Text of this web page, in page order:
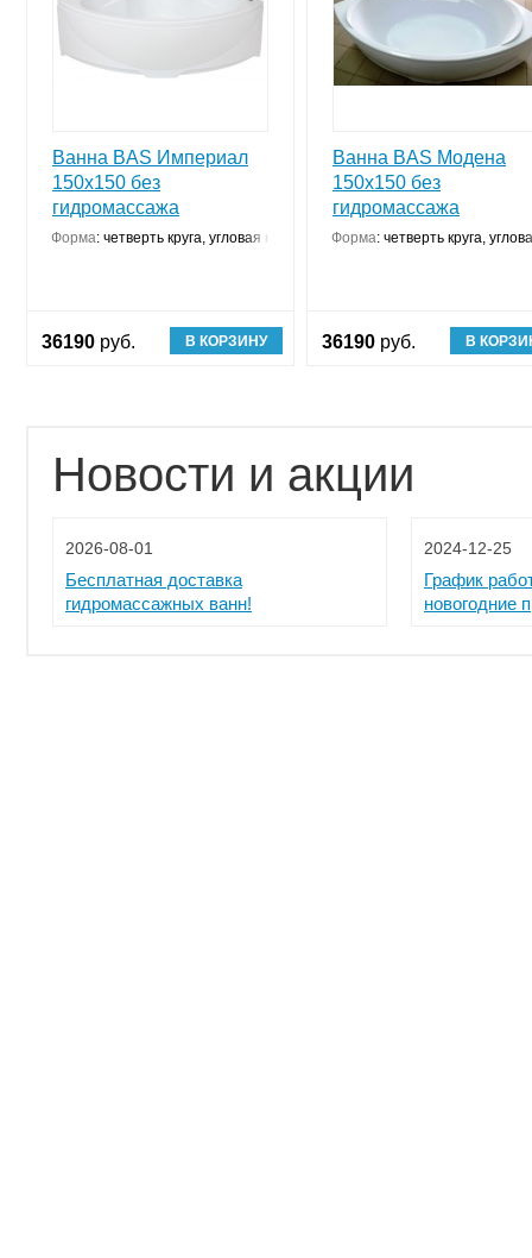
Ванна BAS Империал
150х150 без
гидромассажа
Форма: четверть круга, угловая конструкция
36190 руб. В КОРЗИНУ
Ванна BAS Модена
150х150 без
гидромассажа
Форма: четверть круга,
36190 руб. В
Новости и акции
2026-08-01
Бесплатная доставка
гидромассажных ванн!
2024-12-25
График
новогодние